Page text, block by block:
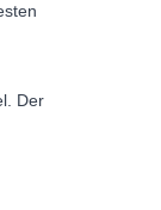
Der